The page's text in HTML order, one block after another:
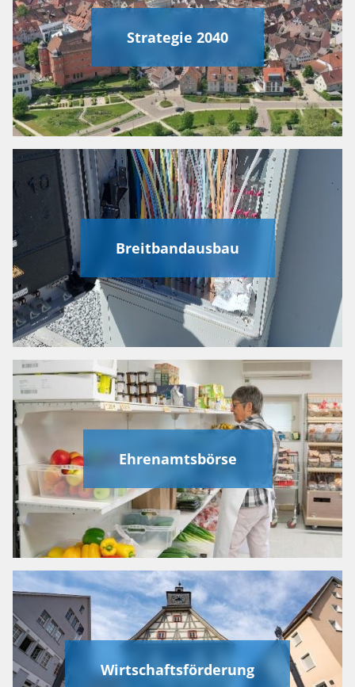
Strategie 2040
Breitbandausbau
Ehrenamtsbörse
Wirtschaftsförderung